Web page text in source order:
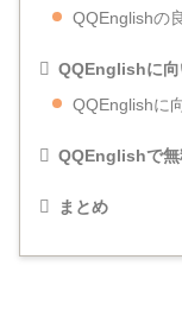
QQEnglishの
QQEnglishに向
QQEnglishに
QQEnglishで無
まとめ